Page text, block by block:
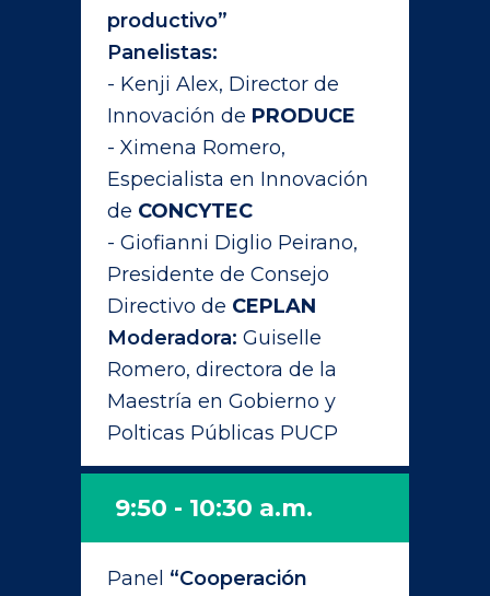
productivo”
Panelistas:
- Kenji Alex, Director de
Innovación de PRODUCE
- Ximena Romero,
Especialista en Innovación
de CONCYTEC
- Giofianni Diglio Peirano,
Presidente de Consejo
Directivo de CEPLAN
Moderadora: Guiselle
Romero, directora de la
Maestría en Gobierno y
Polticas Públicas PUCP
9:50 - 10:30 a.m.
Panel “Cooperación